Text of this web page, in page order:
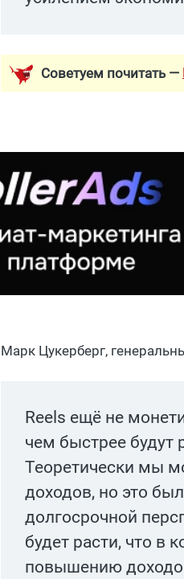
Советуем почитать —
Марк Цукерберг,
Reels ещё не
чем быстрее будут
Теоретически мы
доходов, но это
долгосрочной
будет расти, что в
повышению